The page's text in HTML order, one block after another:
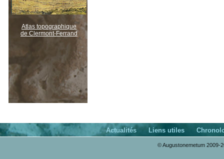
Atlas topographique
de Clermont-Ferrand
Actualités Liens utiles
© Augustonemetum 2009-